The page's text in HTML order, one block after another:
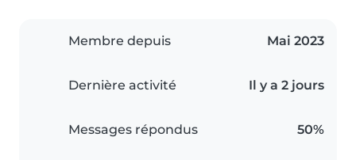
Membre depuis Mai 2023
Dernière activité Il y a 2 jours
Messages répondus 50%